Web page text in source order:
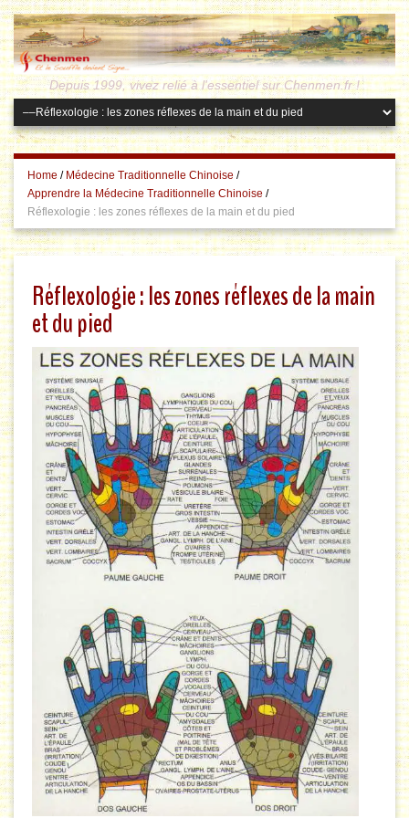
Depuis 1999, vivez relié à l'essentiel sur Chenmen.fr !
Home / Médecine Traditionnelle Chinoise /
Apprendre la Médecine Traditionnelle Chinoise /
Réflexologie : les zones réflexes de la main et du pied
Réflexologie : les zones réflexes de la main
et du pied